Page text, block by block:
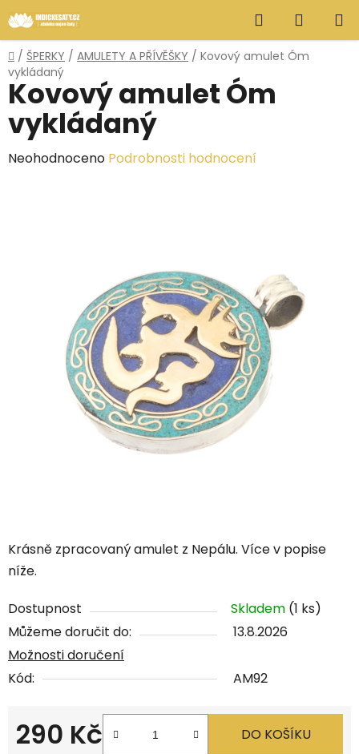
na
obsah
Hledat
KOŠÍK
Domů
/ ŠPERKY / AMULETY A PŘÍVĚŠKY / Kovový amulet Óm
vykládaný
Krásně zpracovaný amulet z Nepálu. Více v popise
níže.
Dostupnost Skladem (1 ks)
Můžeme doručit do:
13.8.2026
Možnosti doručení
Kód:
AM92
290 Kč DO KOŠÍKU
Kovový amulet Óm
vykládaný
Průměrné
Neohodnoceno Podrobnosti hodnocení